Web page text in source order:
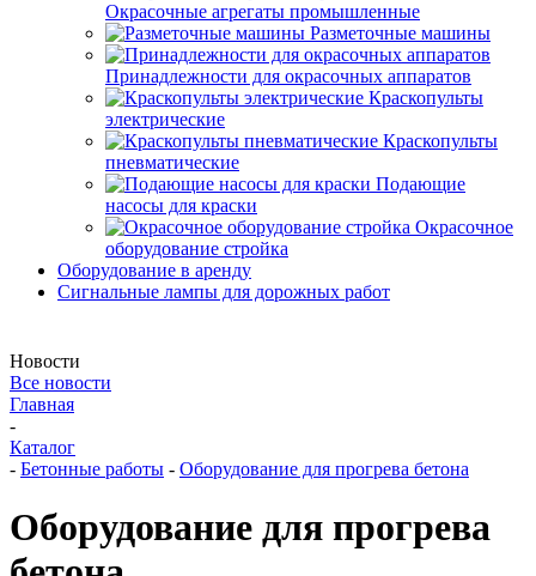
Окрасочные агрегаты промышленные
Разметочные машины
Принадлежности для окрасочных аппаратов
Краскопульты
электрические
Краскопульты
пневматические
Подающие
насосы для краски
Окрасочное
оборудование стройка
Оборудование в аренду
Сигнальные лампы для дорожных работ
Новости
Все новости
Главная
-
Каталог
- Бетонные работы - Оборудование для прогрева бетона
Оборудование для прогрева